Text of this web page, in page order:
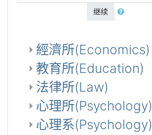
继续
經濟所(Economics)
教育所(Education)
法律所(Law)
心理所(Psychology)
心理系(Psychology)